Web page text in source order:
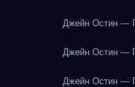
Джейн Остин —
Джейн Остин —
Джейн Остин —